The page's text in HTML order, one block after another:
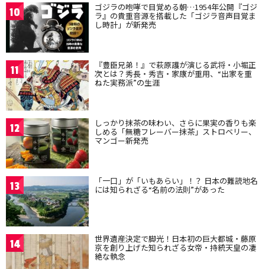
10 ゴジラの咆哮で目覚める朝…1954年公開『ゴジ
ラ』の貴重音源を搭載した「ゴジラ音声目覚ま
し時計」が新発売
11 『豊臣兄弟！』で萩原護が演じる武将・小堀正
次とは？秀長・秀吉・家康が重用、“出家を重
ねた実務派”の生涯
12 しっかり抹茶の味わい、さらに果実の香りも楽
しめる「無糖フレーバー抹茶」ストロベリー、
マンゴー新発売
13 「一口」が「いもあらい」！？ 日本の難読地名
には知られざる“名前の法則”があった
14 世界遺産決定で脚光！日本初の巨大都城・藤原
京を創り上げた知られざる女帝・持統天皇の凄
絶な執念